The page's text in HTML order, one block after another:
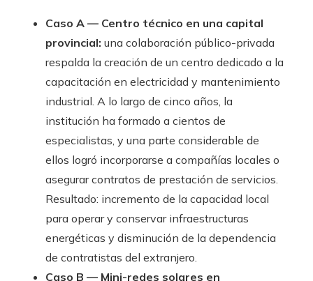
Caso A — Centro técnico en una capital
provincial: una colaboración público-privada
respalda la creación de un centro dedicado a la
capacitación en electricidad y mantenimiento
industrial. A lo largo de cinco años, la
institución ha formado a cientos de
especialistas, y una parte considerable de
ellos logró incorporarse a compañías locales o
asegurar contratos de prestación de servicios.
Resultado: incremento de la capacidad local
para operar y conservar infraestructuras
energéticas y disminución de la dependencia
de contratistas del extranjero.
Caso B — Mini-redes solares en